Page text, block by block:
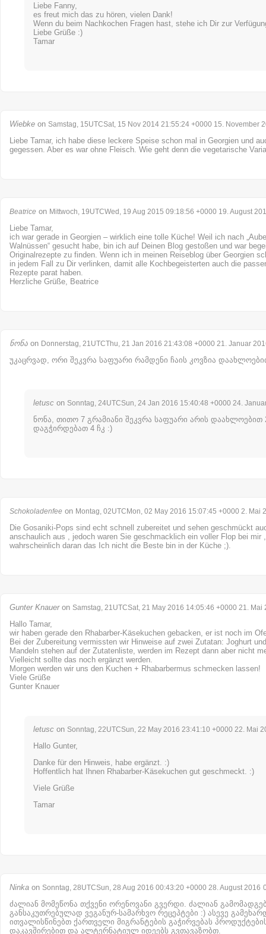
Liebe Fanny,
es freut mich das zu hören, vielen Dank!
Wenn du beim Nachkochen Fragen hast, stehe ich Dir zur
Liebe Grüße :)
Tamar
Wiebke on Samstag, 15UTCSat, 15 Nov 2014 21:55:24 +0000 15. November
Liebe Tamar, ich habe diese leckere Speise schon mal in Georgien und
gegessen. Aber es war ohne Fleisch. Wie geht denn die vegetarische
Beatrice on Mittwoch, 19UTCWed, 19 Aug 2015 09:18:56 +0000 19. August
Liebe Tamar,
ich war gerade in Georgien – wirklich eine tolle Küche! Weil ich nach
Walnüssen“ gesucht habe, bin ich auf Deinen Blog gestoßen und war
Originalrezepte zu finden. Wenn ich in meinen Reiseblog über Georgien
in jedem Fall zu Dir verlinken, damit alle Kochbegeisterten auch die
Rezepte parat haben.
Herzliche Grüße, Beatrice
ნონა on Donnerstag, 21UTCThu, 21 Jan 2016 21:43:08 +0000 21. Januar
უკაცრვად, ორი შეკვრა საფუარი რამდენი ჩაის კოვზია
letusc on Sonntag, 24UTCSun, 24 Jan 2016 15:40:48 +0000 24.
ნონა, თითო 7 გრამიანი შეკვრა საფუარი არის დაახლოებით
დაგჭირდებათ 4 ჩკ :)
Schokoladenfee on Montag, 02UTCMon, 02 May 2016 15:07:45 +0000 2. Mai
Die Gosaniki-Pops sind echt schnell zubereitet und sehen geschmückt
anschaulich aus , jedoch waren Sie geschmacklich ein voller Flop bei mir
wahrscheinlich daran das Ich nicht die Beste bin in der Küche ;).
Gunter Knaueron Samstag, 21UTCSat, 21 May 2016 14:05:46 +0000 21. Mai
Hallo Tamar,
wir haben gerade den Rhabarber-Käsekuchen gebacken, er ist noch im
Bei der Zubereitung vermissten wir Hinweise auf zwei Zutatan: Joghurt
Mandeln stehen auf der Zutatenliste, werden im Rezept dann aber nicht
Vielleicht sollte das noch ergänzt werden.
Morgen werden wir uns den Kuchen + Rhabarbermus schmecken lassen!
Viele Grüße
Gunter Knauer
letusc on Sonntag, 22UTCSun, 22 May 2016 23:41:10 +0000 22. Mai
Hallo Gunter,
Danke für den Hinweis, habe ergänzt. :)
Hoffentlich hat Ihnen Rhabarber-Käsekuchen gut geschmeckt. :)
Viele Grüße
Tamar
Ninka on Sonntag, 28UTCSun, 28 Aug 2016 00:43:20 +0000 28. August 2016
ძალიან მომეწონა თქვენი ორენოვანი გვერდი. ძალიან
განსაკუთრებულად ვეგანურ-სამარხვო რეცეპტები :) ასევე
ითვალისწინებთ ქართველი მიგრანტების გაჭირვებას
დაკავშირებით და ალტერნატიულ იდეებს გვთავაზობთ.